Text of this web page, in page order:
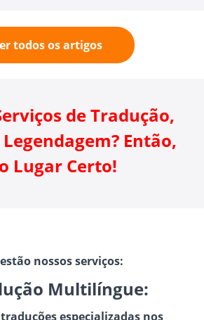
todos os artigos
de Tradução,
Então,
Lugar Certo!
nossos serviços:
Multilíngue:
especializadas nos